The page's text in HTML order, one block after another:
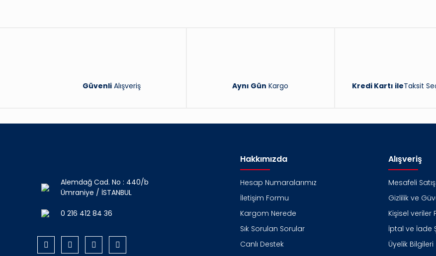
GüvenliAlışveriş Aynı Gün Kargo Kredi Kartı ileTaksit
Alemdağ Cad. No : 440/b
Ümraniye / İSTANBUL
0 216 412 84 36
Hakkımızda
Hesap Numaralarımız
İletişim Formu
Kargom Nerede
Sık Sorulan Sorular
Canlı Destek
Alışveriş
Mesafeli Satış
Gizlilik ve
Kişisel veriler
İptal ve İade
Üyelik Bilgileri